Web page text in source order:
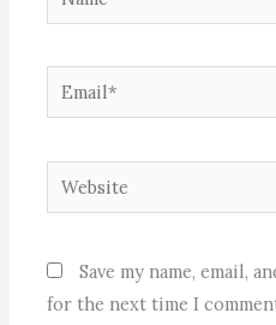
Email*
Website
Save my name, email,
for the next time I